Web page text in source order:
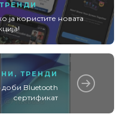
ТРЕНДИ
ја користите новата
, ТРЕНДИ
доби Bluetooth
сертификат